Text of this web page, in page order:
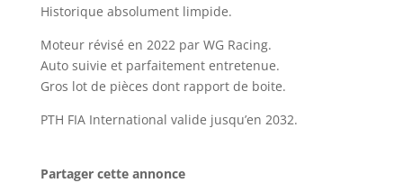
Historique absolument limpide.
Moteur révisé en 2022 par WG Racing.
Auto suivie et parfaitement entretenue.
Gros lot de pièces dont rapport de boite.
PTH FIA International valide jusqu’en 2032.
Partager cette annonce